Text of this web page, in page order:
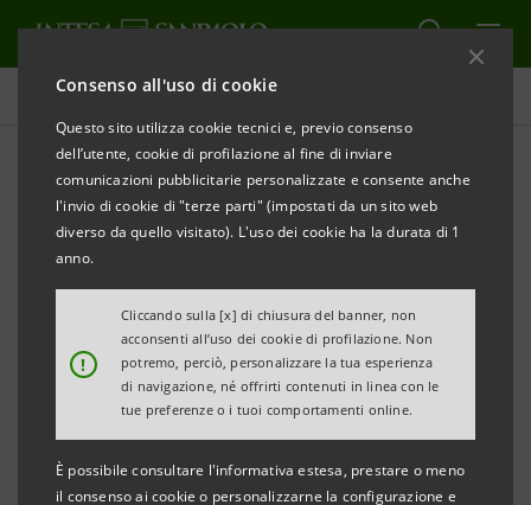
Consenso all'uso di cookie
Questo sito utilizza cookie tecnici e, previo consenso
dell’utente, cookie di profilazione al fine di inviare
comunicazioni pubblicitarie personalizzate e consente anche
l'invio di cookie di "terze parti" (impostati da un sito web
diverso da quello visitato). L'uso dei cookie ha la durata di 1
anno.
!
Cliccando sulla [x] di chiusura del banner, non
acconsenti all’uso dei cookie di profilazione. Non
potremo, perciò, personalizzare la tua esperienza
di navigazione, né offrirti contenuti in linea con le
tue preferenze o i tuoi comportamenti online.
È possibile consultare l'informativa estesa, prestare o meno
il consenso ai cookie o personalizzarne la configurazione e
Comunicati stampa
STAMPA AGGIORNA
BANCA INTESA INFRASTRUTTURE E SVILUPPO:
APPROVATO IL BILANCIO 2006 – FORTE CRESCITA DI
MARGINI E IMPIEGHI
• Proventi operativi netti a 99 mln di euro, + 46,3%
rispetto all’esercizio 2005.
• Risultato della gestione operativa a 58 mln di
euro, in progresso quasi del doppio rispetto al
2005.
• Impieghi – costituiti da crediti verso clientela e